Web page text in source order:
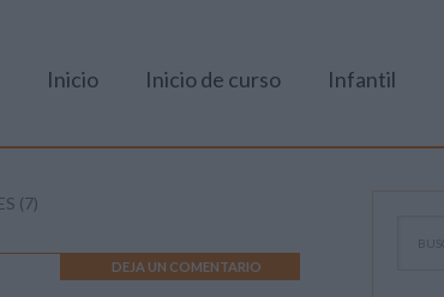
Inicio Inicio de curso Infantil
(7)
DEJA UN COMENTARIO